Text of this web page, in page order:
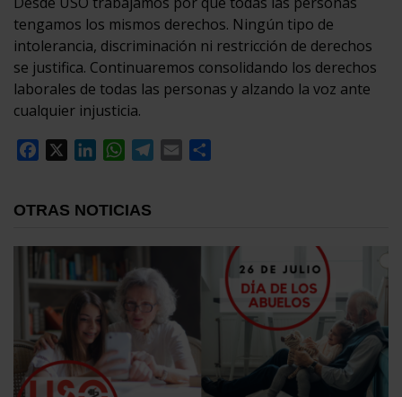
tengamos los mismos derechos. Ningún tipo de
intolerancia, discriminación ni restricción de derechos
se justifica. Continuaremos consolidando los derechos
laborales de todas las personas y alzando la voz ante
cualquier injusticia.
Facebook
LinkedInWhatsApp
Telegram
Email
OTRAS NOTICIAS